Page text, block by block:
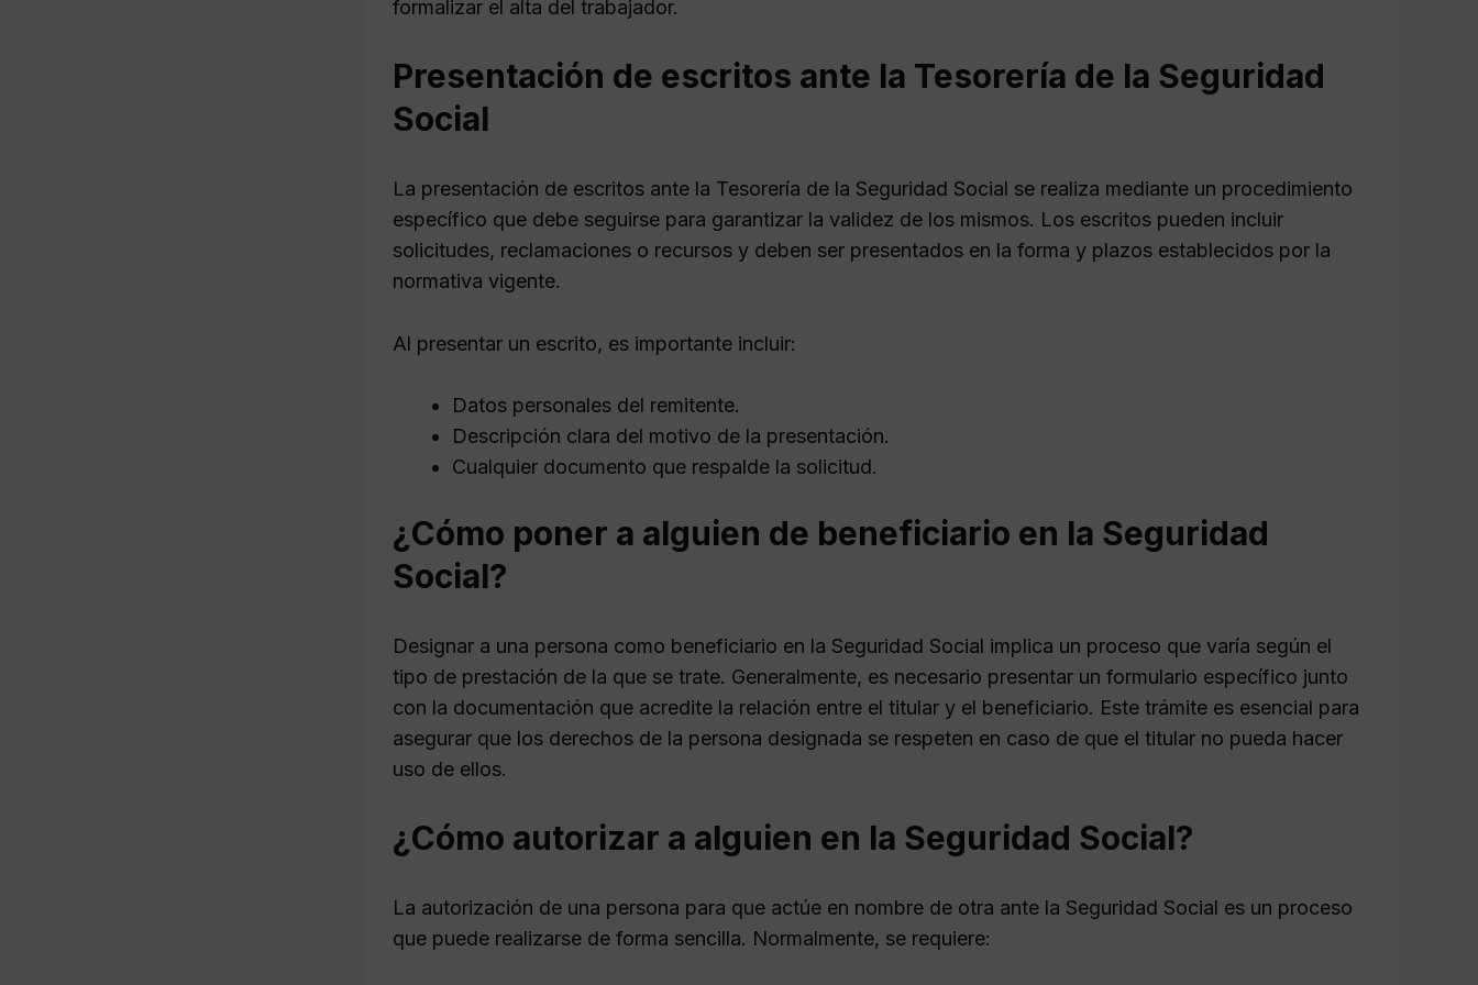
formalizar el alta del trabajador.
Presentación de escritos ante la Tesorería de la Seguridad
Social
La presentación de escritos ante la Tesorería de la Seguridad Social se realiza mediante un procedimiento
específico que debe seguirse para garantizar la validez de los mismos. Los escritos pueden incluir
solicitudes, reclamaciones o recursos y deben ser presentados en la forma y plazos establecidos por la
normativa vigente.
Al presentar un escrito, es importante incluir:
Datos personales del remitente.
Descripción clara del motivo de la presentación.
Cualquier documento que respalde la solicitud.
¿Cómo poner a alguien de beneficiario en la Seguridad
Social?
Designar a una persona como beneficiario en la Seguridad Social implica un proceso que varía según el
tipo de prestación de la que se trate. Generalmente, es necesario presentar un formulario específico junto
con la documentación que acredite la relación entre el titular y el beneficiario. Este trámite es esencial para
asegurar que los derechos de la persona designada se respeten en caso de que el titular no pueda hacer
uso de ellos.
¿Cómo autorizar a alguien en la Seguridad Social?
La autorización de una persona para que actúe en nombre de otra ante la Seguridad Social es un proceso
que puede realizarse de forma sencilla. Normalmente, se requiere: